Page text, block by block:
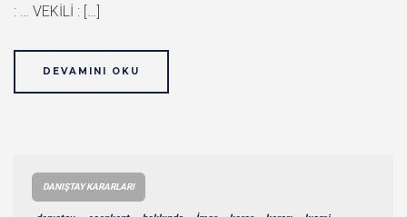
: … VEKİLİ : […]
DEVAMINI OKU
DANIŞTAY KARARLARI